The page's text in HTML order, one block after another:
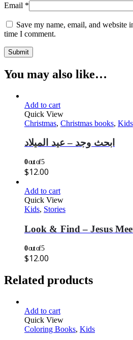
Email *
Save my name, email, and website
time I comment.
You may also like…
Add to cart
Quick View
Christmas, Christmas books, Kids
ابحث وجد – عيد الميلاد
0out of 5
$12.00
Add to cart
Quick View
Kids, Stories
Look & Find – Jesus
0out of 5
$12.00
Related products
Add to cart
Quick View
Coloring Books, Kids